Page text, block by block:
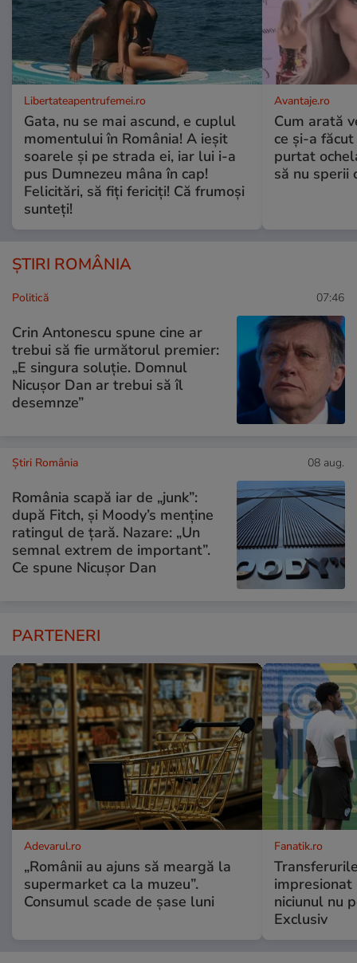
Libertateapentrufemei.ro
Gata, nu se mai ascund, e cuplul
momentului în România! A ieșit
soarele și pe strada ei, iar lui i-a
pus Dumnezeu mâna în cap!
Felicitări, să fiți fericiți! Că frumoși
sunteți!
Avantaje.ro
Cum arată
ce și-a
purtat
să nu sperii
ȘTIRI ROMÂNIA
Politică 07:46
Crin Antonescu spune cine ar
trebui să fie următorul premier:
„E singura soluție. Domnul
Nicușor Dan ar trebui să îl
desemnze”
Știri România 08 aug.
România scapă iar de „junk”:
după Fitch, și Moody’s menține
ratingul de țară. Nazare: „Un
semnal extrem de important”.
Ce spune Nicușor Dan
PARTENERI
Adevarul.ro
„Românii au ajuns să meargă la
supermarket ca la muzeu”.
Consumul scade de șase luni
Fanatik.ro
niciunul nu
Exclusiv